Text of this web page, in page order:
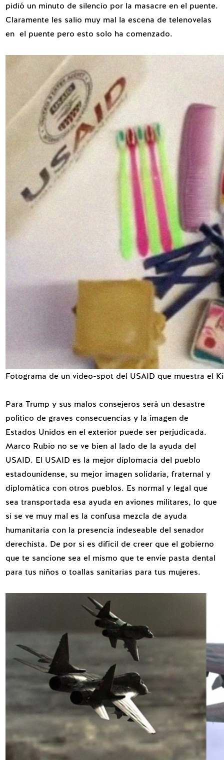
pidió un minuto de silencio por la masacre en el puente.
Claramente les salio muy mal la escena de telenovelas
en el puente pero esto solo ha comenzado.
Fotograma de un video-spot del USAID que muestra el
Para Trump y sus malos consejeros será un desastre
político de graves consecuencias y la imagen de
Estados Unidos en el exterior puede ser perjudicada.
Marco Rubio no se ve bien al lado de la ayuda del
USAID. El USAID es la mejor diplomacia del pueblo
estadounidense, su mejor imagen solidaria, fraternal y
diplomática con otros pueblos. Es normal y legal que
sea transportada esa ayuda en aviones militares, lo que
si se ve muy mal es la confusa mezcla de ayuda
humanitaria con la presencia indeseable del senador
derechista. De por si es difícil de creer que el gobierno
que te sancione sea el mismo que te envíe pasta dental
para tus niños o toallas sanitarias para tus mujeres.